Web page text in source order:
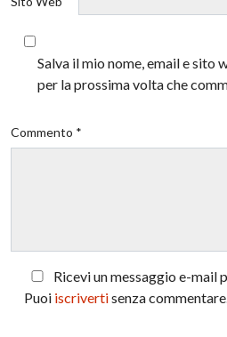
Salva il mio nome, email e sito
per la prossima volta che
Commento *
Ricevi un messaggio e-mail
Puoi iscrivertisenza commentare.